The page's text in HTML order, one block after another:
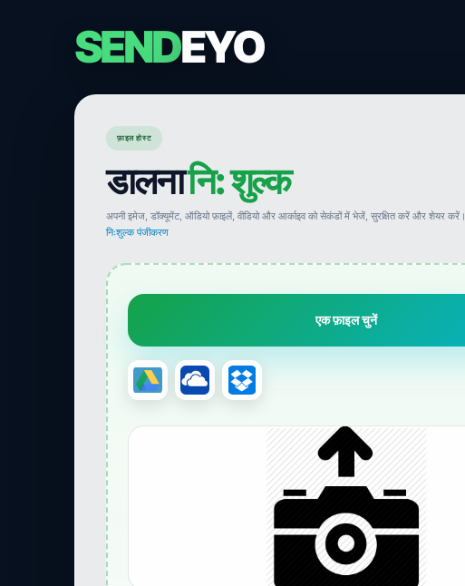
SENDEYO
फ़ाइल होस्ट
डालनानि: शुल्क
अपनी इमेज, डॉक्यूमेंट, ऑडियो फ़ाइलें, वीडियो और आर्काइव को सेकंडों में भेजें, सुरक्षित करें और शेयर करें।
निःशुल्क पंजीकरण
एक फ़ाइल चुनें